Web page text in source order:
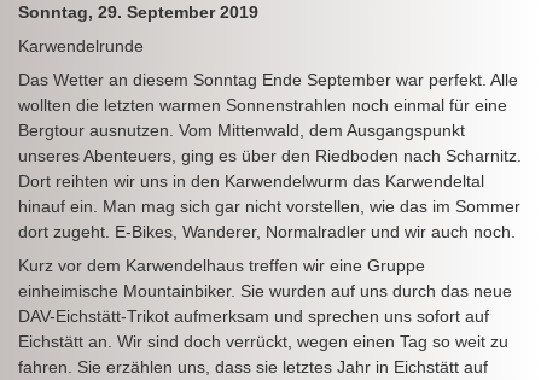
Sonntag, 29. September 2019
Karwendelrunde
Das Wetter an diesem Sonntag Ende September war perfekt. Alle
wollten die letzten warmen Sonnenstrahlen noch einmal für eine
Bergtour ausnutzen. Vom Mittenwald, dem Ausgangspunkt
unseres Abenteuers, ging es über den Riedboden nach Scharnitz.
Dort reihten wir uns in den Karwendelwurm das Karwendeltal
hinauf ein. Man mag sich gar nicht vorstellen, wie das im Sommer
dort zugeht. E-Bikes, Wanderer, Normalradler und wir auch noch.
Kurz vor dem Karwendelhaus treffen wir eine Gruppe
einheimische Mountainbiker. Sie wurden auf uns durch das neue
DAV-Eichstätt-Trikot aufmerksam und sprechen uns sofort auf
Eichstätt an. Wir sind doch verrückt, wegen einen Tag so weit zu
fahren. Sie erzählen uns, dass sie letztes Jahr in Eichstätt auf